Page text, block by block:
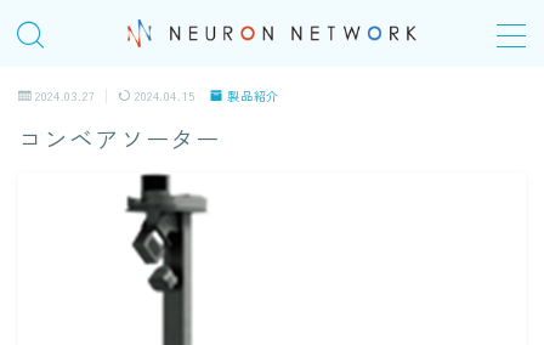
MENU
COMPANY
2024.03.27 2024.04.15 製品紹介
コンベアソーター